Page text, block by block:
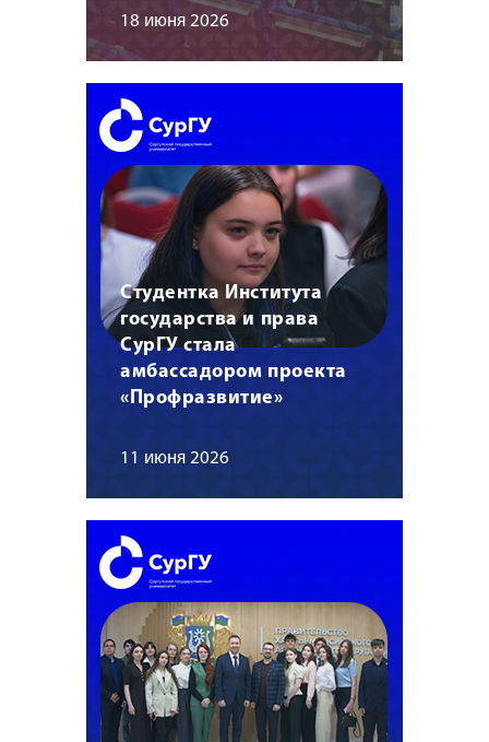
18 июня 2026
Студентка Института
государства и права
СурГУ стала
амбассадором проекта
«Профразвитие»
11 июня 2026